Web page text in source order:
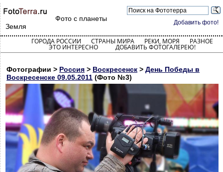
Добавить фото!
Фото с планеты
Земля
ГОРОДА РОССИИ СТРАНЫ МИРА РЕКИ, МОРЯ РАЗНОЕ
ЭТО ИНТЕРЕСНО ДОБАВИТЬ ФОТОГАЛЕРЕЮ!
Фотографии > Россия > Воскресенск > День Победы в
Воскресенске 09.05.2011 (Фото №3)